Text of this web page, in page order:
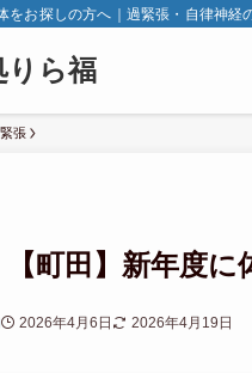
をお探しの方へ｜過緊張・自律神経
りら福
張
【町田】新年度
2026年4月6日 2026年4月19日